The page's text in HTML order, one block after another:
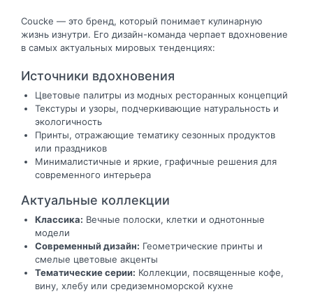
Coucke — это бренд, который понимает кулинарную
жизнь изнутри. Его дизайн-команда черпает вдохновение
в самых актуальных мировых тенденциях:
Источники вдохновения
Цветовые палитры из модных ресторанных концепций
Текстуры и узоры, подчеркивающие натуральность и
экологичность
Принты, отражающие тематику сезонных продуктов
или праздников
Минималистичные и яркие, графичные решения для
современного интерьера
Актуальные коллекции
Классика: Вечные полоски, клетки и однотонные
модели
Современный дизайн: Геометрические принты и
смелые цветовые акценты
Тематические серии: Коллекции, посвященные кофе,
вину, хлебу или средиземноморской кухне